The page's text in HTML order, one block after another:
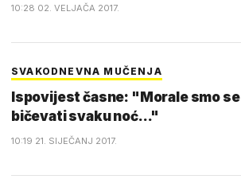
10:28 02. VELJAČA 2017.
SVAKODNEVNA MUČENJA
Ispovijest časne: "Morale smo se
bičevati svaku noć..."
10:19 21. SIJEČANJ 2017.